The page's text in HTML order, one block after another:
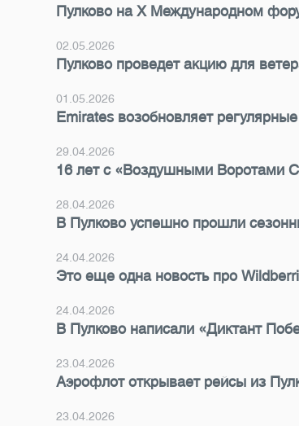
Пулково на X Международном
02.05.2026
Пулково проведет акцию для
01.05.2026
Emirates возобновляет
29.04.2026
16 лет с «Воздушными Воротами
28.04.2026
В Пулково успешно прошли
24.04.2026
Это еще одна новость про
24.04.2026
В Пулково написали «Диктант
23.04.2026
Аэрофлот открывает рейсы из
23.04.2026